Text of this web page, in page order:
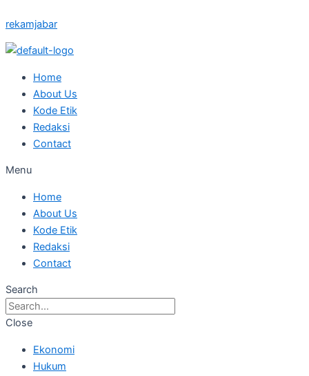
to
content
rekamjabar
Home
About Us
Kode Etik
Redaksi
Contact
Menu
Home
About Us
Kode Etik
Redaksi
Contact
Search
Close
Ekonomi
Hukum